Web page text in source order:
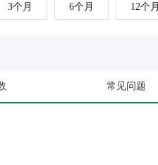
3个月 6个月 12个月
常见问题